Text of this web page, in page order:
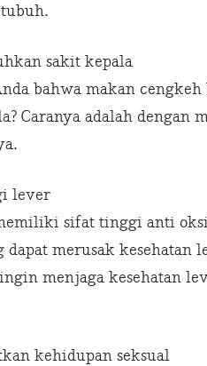
sakit kepala
bahwa makan
Caranya adalah dengan
lever
sifat tinggi anti
dapat merusak
menjaga kesehatan
kehidupan seksual